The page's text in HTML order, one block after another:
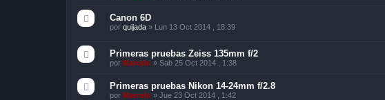
Canon 6D
por quijada » Lun 13 Oct 2014 , 18:39
Primeras pruebas Zeiss 135mm f/2
por Marcelo » Sab 25 Oct 2014 , 1:38
Primeras pruebas Nikon 14-24mm f/2.8
por Marcelo » Jue 23 Oct 2014 , 1:42